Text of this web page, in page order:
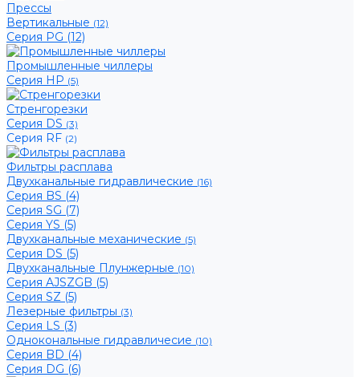
Прессы
Вертикальные (12)
Серия PG (12)
Промышленные чиллеры
Серия HP (5)
Стренгорезки
Серия DS (3)
Серия RF (2)
Фильтры расплава
Двухканальные гидравлические (16)
Серия BS (4)
Серия SG (7)
Серия YS (5)
Двухканальные механические (5)
Серия DS (5)
Двухканальные Плунжерные (10)
Серия AJSZGB (5)
Серия SZ (5)
Лезерные фильтры (3)
Серия LS (3)
Однокональные гидравличесие (10)
Серия BD (4)
Серия DG (6)